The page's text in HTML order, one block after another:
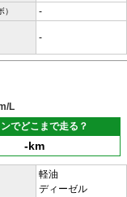
-
-
L
でどこまで走る？
-km
軽油
ディーゼル